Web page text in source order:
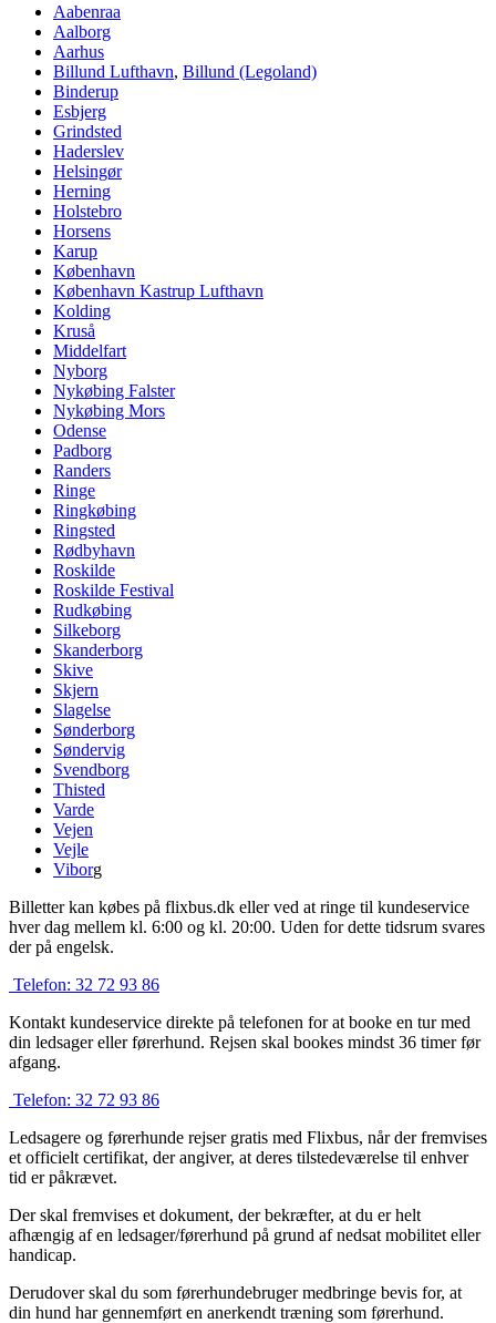
Aabenraa
Aalborg
Aarhus
Billund Lufthavn, Billund (Legoland)
Binderup
Esbjerg
Grindsted
Haderslev
Helsingør
Herning
Holstebro
Horsens
Karup
København
København Kastrup Lufthavn
Kolding
Kruså
Middelfart
Nyborg
Nykøbing Falster
Nykøbing Mors
Odense
Padborg
Randers
Ringe
Ringkøbing
Ringsted
Rødbyhavn
Roskilde
Roskilde Festival
Rudkøbing
Silkeborg
Skanderborg
Skive
Skjern
Slagelse
Sønderborg
Søndervig
Svendborg
Thisted
Varde
Vejen
Vejle
Viborg
Billetter kan købes på flixbus.dk eller ved at ringe til kundeservice
hver dag mellem kl. 6:00 og kl. 20:00. Uden for dette tidsrum svares
der på engelsk.
Telefon: 32 72 93 86
Kontakt kundeservice direkte på telefonen for at booke en tur med
din ledsager eller førerhund. Rejsen skal bookes mindst 36 timer før
afgang.
Telefon: 32 72 93 86
Ledsagere og førerhunde rejser gratis med Flixbus, når der fremvises
et officielt certifikat, der angiver, at deres tilstedeværelse til enhver
tid er påkrævet.
Der skal fremvises et dokument, der bekræfter, at du er helt
afhængig af en ledsager/førerhund på grund af nedsat mobilitet eller
handicap.
Derudover skal du som førerhundebruger medbringe bevis for, at
din hund har gennemført en anerkendt træning som førerhund.